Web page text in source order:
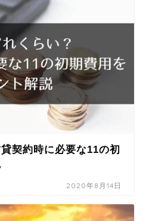
契約時に必要な11の初
2020年8月14日